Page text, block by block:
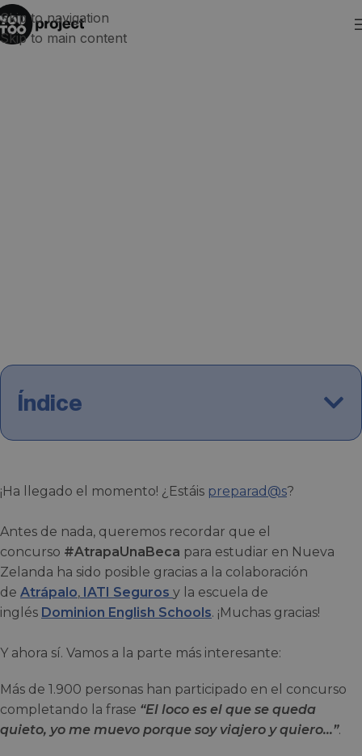
Skip to navigation
Skip to main content
Índice
¡Ha llegado el momento! ¿Estáis preparad@s?
Antes de nada, queremos recordar que el
concurso #AtrapaUnaBeca para estudiar en Nueva
Zelanda ha sido posible gracias a la colaboración
de Atrápalo, IATI Seguros y la escuela de
inglés Dominion English Schools. ¡Muchas gracias!
Y ahora sí. Vamos a la parte más interesante:
Más de 1.900 personas han participado en el concurso
completando la frase “El loco es el que se queda
quieto, yo me muevo porque soy viajero y quiero…”.